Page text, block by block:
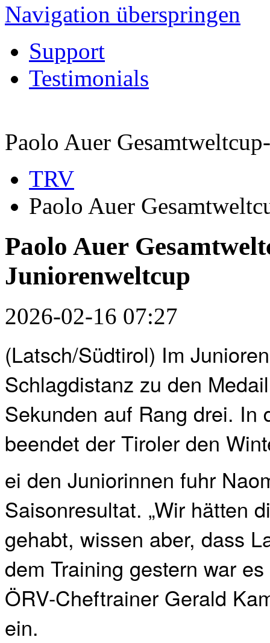
Navigation überspringen
Support
Testimonials
Paolo Auer
TRV
Paolo Auer
Paolo Auer
Juniorenweltcup
2026-02-16 07:27
(Latsch/Südtirol) Im
Schlagdistanz zu den
Sekunden auf Rang drei. In
beendet der Tiroler den
ei den Juniorinnen fuhr
Saisonresultat. „Wir hätten
gehabt, wissen aber, dass
dem Training gestern war
ÖRV-Cheftrainer Gerald
ein.